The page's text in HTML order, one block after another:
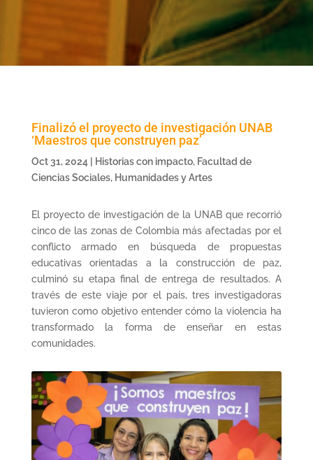
Finalizó el proyecto de investigación UNAB
‘Maestros que construyen paz’
Oct 31, 2024 Historias con impacto, Facultad de
Ciencias Sociales, Humanidades y Artes
El proyecto de investigación de la UNAB que recorrió
cinco de las zonas de Colombia más afectadas por el
conflicto armado en búsqueda de propuestas
educativas orientadas a la construcción de paz,
culminó su etapa final de entrega de resultados. A
través de este viaje por el país, tres investigadoras
tuvieron como objetivo entender cómo la violencia ha
transformado la forma de enseñar en estas
comunidades.